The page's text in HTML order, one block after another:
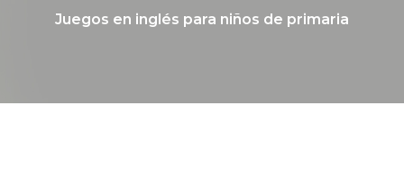
Juegos en inglés para niños de primaria